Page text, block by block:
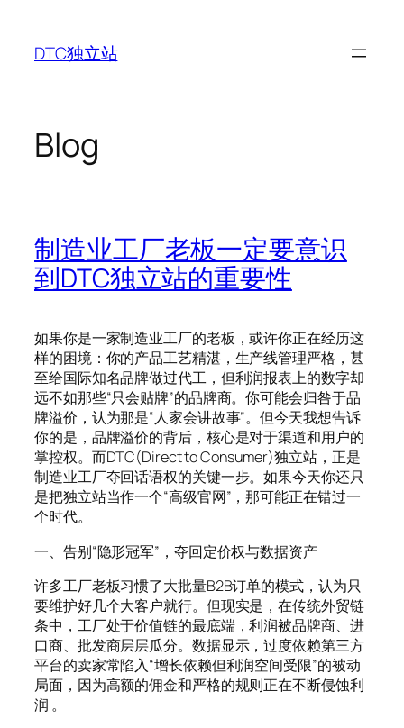
content
DTC独立站
Blog
制造业工厂老板一定要意识
到DTC独立站的重要性
如果你是一家制造业工厂的老板，或许你正在经历这
样的困境：你的产品工艺精湛，生产线管理严格，甚
至给国际知名品牌做过代工，但利润报表上的数字却
远不如那些“只会贴牌”的品牌商。你可能会归咎于品
牌溢价，认为那是“人家会讲故事”。但今天我想告诉
你的是，品牌溢价的背后，核心是对于渠道和用户的
掌控权。而DTC(Direct to Consumer)独立站，正是
制造业工厂夺回话语权的关键一步。如果今天你还只
是把独立站当作一个“高级官网”，那可能正在错过一
个时代。
一、告别“隐形冠军”，夺回定价权与数据资产
许多工厂老板习惯了大批量B2B订单的模式，认为只
要维护好几个大客户就行。但现实是，在传统外贸链
条中，工厂处于价值链的最底端，利润被品牌商、进
口商、批发商层层瓜分。数据显示，过度依赖第三方
平台的卖家常陷入“增长依赖但利润空间受限”的被动
局面，因为高额的佣金和严格的规则正在不断侵蚀利
润 。